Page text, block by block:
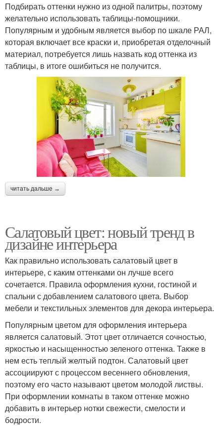
Подбирать оттенки нужно из одной палитры, поэтому
желательно использовать таблицы-помощники.
Популярным и удобным является выбор по шкале РАЛ,
которая включает все краски и, приобретая отделочный
материал, потребуется лишь назвать код оттенка из
таблицы, в итоге ошибиться не получится.
читать дальше →
Салатовый цвет: новый тренд в
дизайне интерьера
Как правильно использовать салатовый цвет в
интерьере, с каким оттенками он лучше всего
сочетается. Правила оформления кухни, гостиной и
спальни с добавлением салатового цвета. Выбор
мебели и текстильных элементов для декора интерьера.
Популярным цветом для оформления интерьера
является салатовый. Этот цвет отличается сочностью,
яркостью и насыщенностью зеленого оттенка. Также в
нем есть теплый желтый подтон. Салатовый цвет
ассоциируют с процессом весеннего обновления,
поэтому его часто называют цветом молодой листвы.
При оформлении комнаты в таком оттенке можно
добавить в интерьер нотки свежести, смелости и
бодрости.